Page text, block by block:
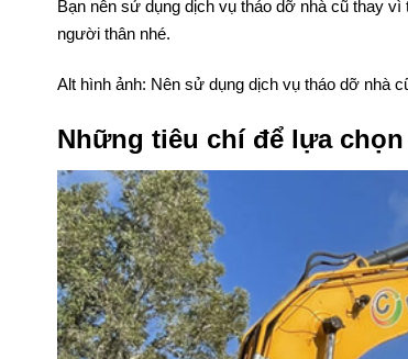
Bạn nên sử dụng dịch vụ tháo dỡ nhà cũ thay
Alt hình ảnh: Nên sử dụng dịch vụ tháo dỡ nhà
Những tiêu chí để lựa